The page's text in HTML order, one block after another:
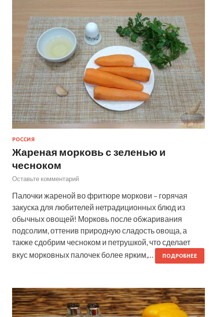
РОССИЯ
Жареная морковь с зеленью и
чесноком
Оставьте комментарий
Палочки жареной во фритюре моркови – горячая
закуска для любителей нетрадиционных блюд из
обычных овощей! Морковь после обжаривания
подсолим, оттенив природную сладость овоща, а
также сдобрим чесноком и петрушкой, что сделает
вкус морковных палочек более ярким,…
ПОДРОБНЕЕ